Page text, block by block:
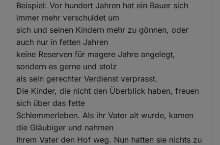
Beispiel: Vor hundert Jahren hat ein Bauer sich
immer mehr verschuldet um
sich und seinen Kindern mehr zu gönnen, oder
auch nur in fetten Jahren
keine Reserven für magere Jahre angelegt,
sondern es gerne und stolz
als sein gerechter Verdienst verprasst.
Die Kinder, die nicht den Überblick haben, freuen
sich über das fette
Schlemmerleben. Als ihr Vater alt wurde, kamen
die Gläubiger und nahmen
Ihrem Vater den Hof weg. Nun hatten sie nichts zu